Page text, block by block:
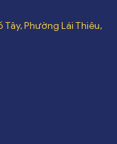
Tây, Phường Lái Thiêu,